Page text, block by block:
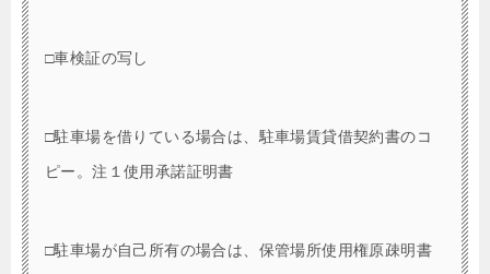
□車検証の写し
□駐車場を借りている場合は、駐車場賃貸借契約書のコ
ピー。注１使用承諾証明書
□駐車場が自己所有の場合は、保管場所使用権原疎明書